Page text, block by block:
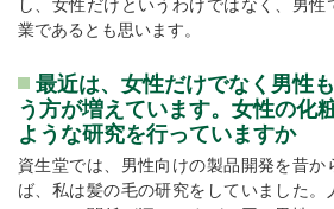
し、女性だけというわけではなく、男
業であるとも思います。
最近は、女性だけでなく男性
う方が増えています。女性の化
ような研究を行っていますか
資生堂では、男性向けの製品開発を昔か
ば、私は髪の毛の研究をしていました。